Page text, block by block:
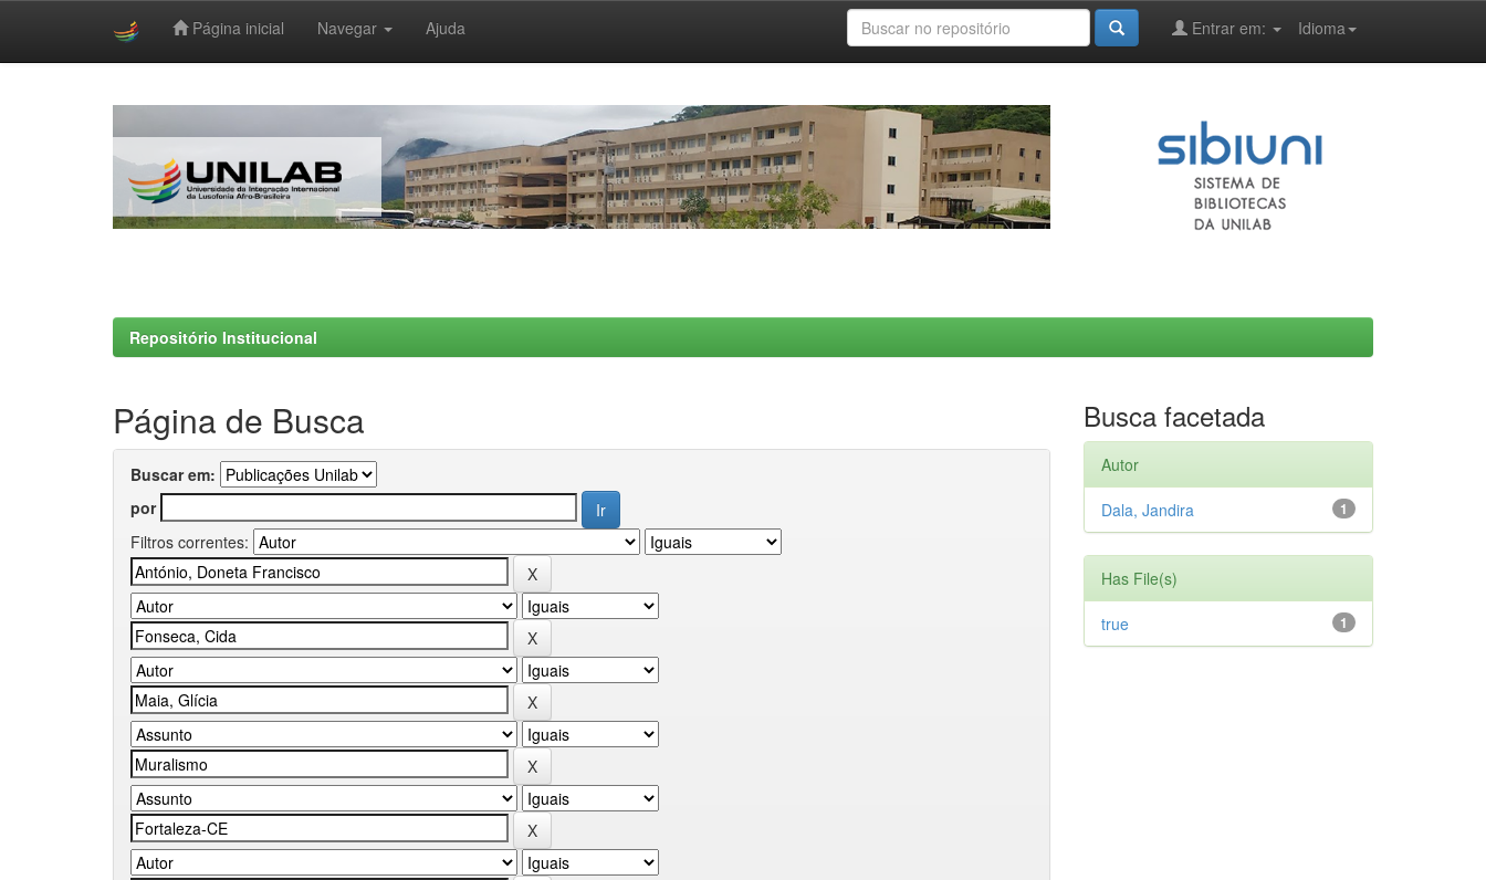
Página inicial Navegar Ajuda Idioma
Entrar em:
Repositório Institucional
Página de Busca
Buscar em:
por
Filtros correntes:
Busca facetada
Autor
1
Dala, Jandira
Has File(s)
1
true